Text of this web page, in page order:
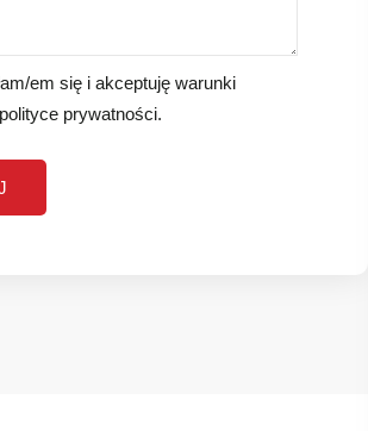
em się i akceptuję warunki
polityce prywatności.